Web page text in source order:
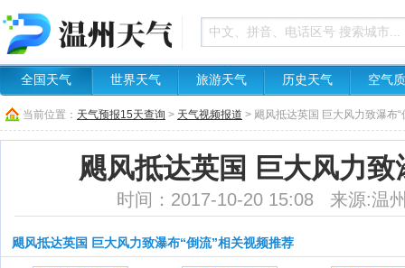
全国天气 世界天气 旅游天气 历史天气 空气
当前位置： 天气预报15天查询 > 天气视频报道 > 飓风抵达英国 巨大风力致瀑布“
飓风抵达英国 巨大风力致
时间：2017-10-20 15:08 来源:温
飓风抵达英国 巨大风力致瀑布“倒流”相关视频推荐